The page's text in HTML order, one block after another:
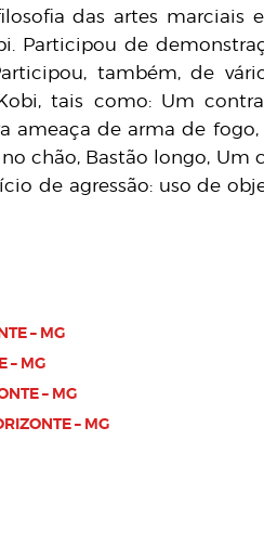
das artes marciais
Participou de
também, de
tais como: Um
ameaça de arma de
chão, Bastão longo, Um
de agressão: uso de
– MG
– MG
– MG
– MG